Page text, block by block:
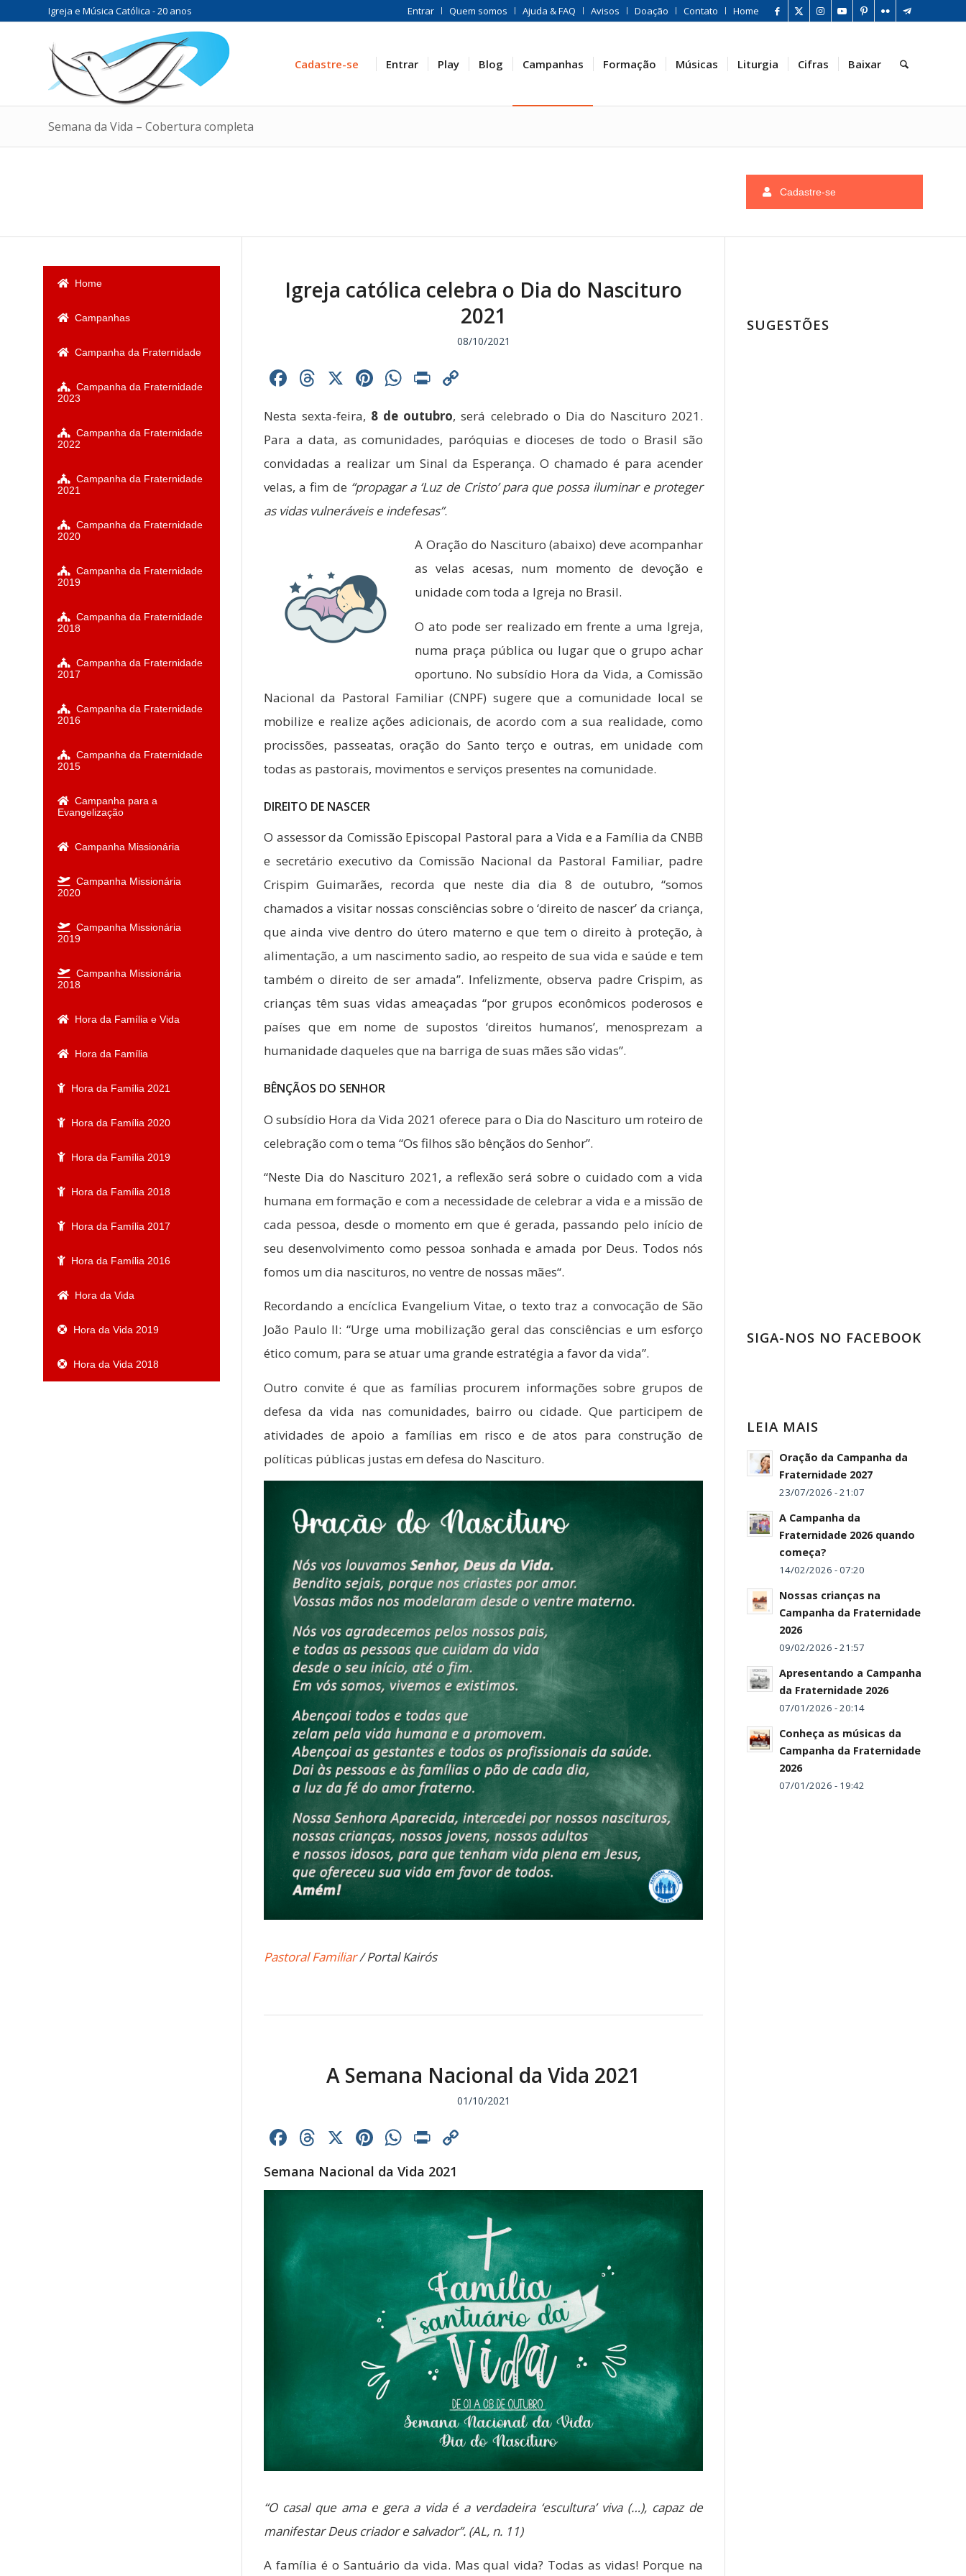
Entrar Quem somos Ajuda & FAQ Avisos Doação Contato Home
Igreja e Música Católica - 20 anos
Cadastre-se Entrar Play Blog Campanhas Formação Músicas Liturgia Cifras Baixar
Semana da Vida – Cobertura completa
Cadastre-se
Home
Campanhas
Campanha da Fraternidade
Campanha da Fraternidade
2023
Campanha da Fraternidade
2022
Campanha da Fraternidade
2021
Campanha da Fraternidade
2020
Campanha da Fraternidade
2019
Campanha da Fraternidade
2018
Campanha da Fraternidade
2017
Campanha da Fraternidade
2016
Campanha da Fraternidade
2015
Campanha para a
Evangelização
Campanha Missionária
Campanha Missionária
2020
Campanha Missionária
2019
Campanha Missionária
2018
Hora da Família e Vida
Hora da Família
Hora da Família 2021
Hora da Família 2020
Hora da Família 2019
Hora da Família 2018
Hora da Família 2017
Hora da Família 2016
Hora da Vida
Hora da Vida 2019
Hora da Vida 2018
Igreja católica celebra o Dia do Nascituro
2021
08/10/2021
Facebook
Threads
X Pinterest
WhatsApp
Print
Nesta sexta-feira, 8 de outubro, será celebrado o Dia do Nascituro 2021.
Para a data, as comunidades, paróquias e dioceses de todo o Brasil são
convidadas a realizar um Sinal da Esperança. O chamado é para acender
velas, a fim de “propagar a ‘Luz de Cristo’ para que possa iluminar e proteger
as vidas vulneráveis e indefesas”.
A Oração do Nascituro (abaixo) deve acompanhar
as velas acesas, num momento de devoção e
unidade com toda a Igreja no Brasil.
O ato pode ser realizado em frente a uma Igreja,
numa praça pública ou lugar que o grupo achar
oportuno. No subsídio Hora da Vida, a Comissão
Nacional da Pastoral Familiar (CNPF) sugere que a comunidade local se
mobilize e realize ações adicionais, de acordo com a sua realidade, como
procissões, passeatas, oração do Santo terço e outras, em unidade com
todas as pastorais, movimentos e serviços presentes na comunidade.
DIREITO DE NASCER
O assessor da Comissão Episcopal Pastoral para a Vida e a Família da CNBB
e secretário executivo da Comissão Nacional da Pastoral Familiar, padre
Crispim Guimarães, recorda que neste dia dia 8 de outubro, “somos
chamados a visitar nossas consciências sobre o ‘direito de nascer’ da criança,
que ainda vive dentro do útero materno e que tem o direito à proteção, à
alimentação, a um nascimento sadio, ao respeito de sua vida e saúde e tem
também o direito de ser amada”. Infelizmente, observa padre Crispim, as
crianças têm suas vidas ameaçadas “por grupos econômicos poderosos e
países que em nome de supostos ‘direitos humanos’, menosprezam a
humanidade daqueles que na barriga de suas mães são vidas”.
BÊNÇÃOS DO SENHOR
O subsídio Hora da Vida 2021 oferece para o Dia do Nascituro um roteiro de
celebração com o tema “Os filhos são bênçãos do Senhor”.
“Neste Dia do Nascituro 2021, a reflexão será sobre o cuidado com a vida
humana em formação e com a necessidade de celebrar a vida e a missão de
cada pessoa, desde o momento em que é gerada, passando pelo início de
seu desenvolvimento como pessoa sonhada e amada por Deus. Todos nós
fomos um dia nascituros, no ventre de nossas mães“.
Recordando a encíclica Evangelium Vitae, o texto traz a convocação de São
João Paulo II: “Urge uma mobilização geral das consciências e um esforço
ético comum, para se atuar uma grande estratégia a favor da vida”.
Outro convite é que as famílias procurem informações sobre grupos de
defesa da vida nas comunidades, bairro ou cidade. Que participem de
atividades de apoio a famílias em risco e de atos para construção de
políticas públicas justas em defesa do Nascituro.
Pastoral Familiar/ Portal Kairós
A Semana Nacional da Vida 2021
01/10/2021
Facebook
Threads
X Pinterest
WhatsApp
Print
Semana Nacional da Vida 2021
“O casal que ama e gera a vida é a verdadeira ‘escultura’ viva (…), capaz de
manifestar Deus criador e salvador”. (AL, n. 11)
A família é o Santuário da vida. Mas qual vida? Todas as vidas! Porque na
SUGESTÕES
SIGA-NOS NO FACEBOOK
LEIA MAIS
Oração da Campanha da
Fraternidade 2027
23/07/2026 - 21:07
A Campanha da
Fraternidade 2026 quando
começa?
14/02/2026 - 07:20
Nossas crianças na
Campanha da Fraternidade
2026
09/02/2026 - 21:57
Apresentando a Campanha
da Fraternidade 2026
07/01/2026 - 20:14
Conheça as músicas da
Campanha da Fraternidade
2026
07/01/2026 - 19:42